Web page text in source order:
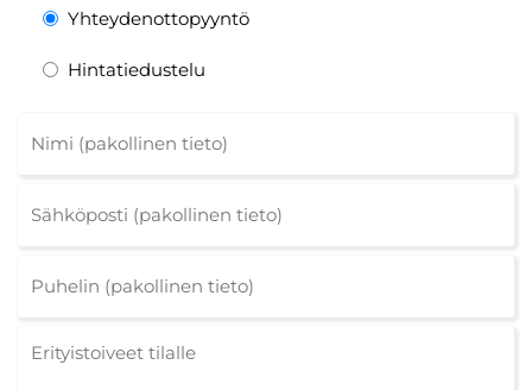
Yhteydenottopyyntö
Hintatiedustelu